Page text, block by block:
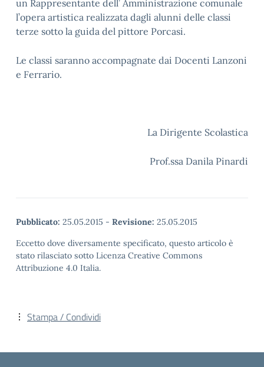
un Rappresentante dell’ Amministrazione comunale
l’opera artistica realizzata dagli alunni delle classi
terze sotto la guida del pittore Porcasi.
Le classi saranno accompagnate dai Docenti Lanzoni
e Ferrario.
La Dirigente Scolastica
Prof.ssa Danila Pinardi
Pubblicato: 25.05.2015 - Revisione: 25.05.2015
Eccetto dove diversamente specificato, questo articolo è
stato rilasciato sotto Licenza Creative Commons
Attribuzione 4.0 Italia.
Stampa / Condividi